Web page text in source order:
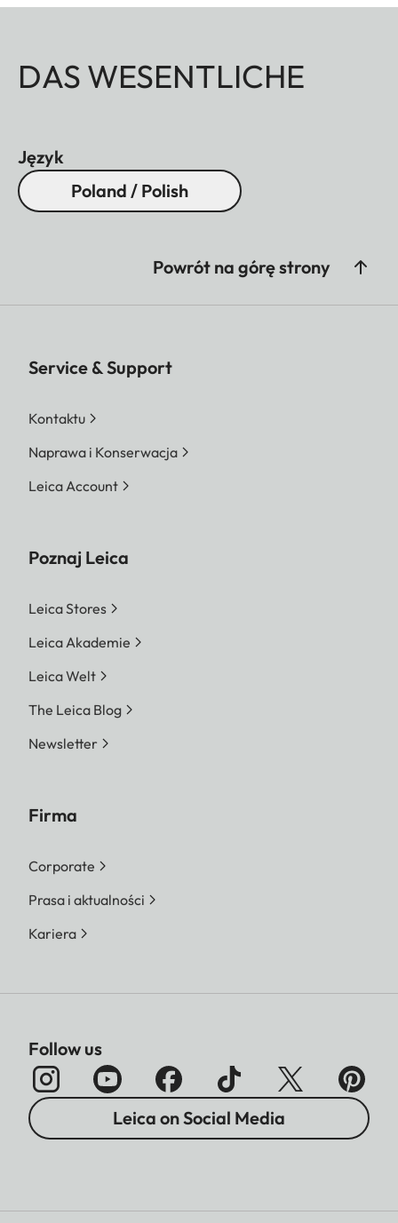
DAS WESENTLICHE
Język
Poland / Polish
Powrót na górę strony
Service & Support
Kontaktu
Naprawa i Konserwacja
Leica Account
Poznaj Leica
Leica Stores
Leica Akademie
Leica Welt
The Leica Blog
Newsletter
Firma
Corporate
Prasa i aktualności
Kariera
Follow us
Leica on Social Media